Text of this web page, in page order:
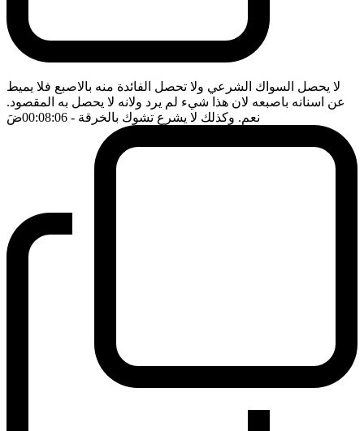
لا يحصل السواك الشرعي ولا تحصل الفائدة منه بالاصبع فلا يميط
عن اسنانه باصبعه لان هذا شيء لم يرد ولانه لا يحصل به المقصود.
نعم. وكذلك لا يشرع تشوك بالخرقة - 00:08:06 ضَ